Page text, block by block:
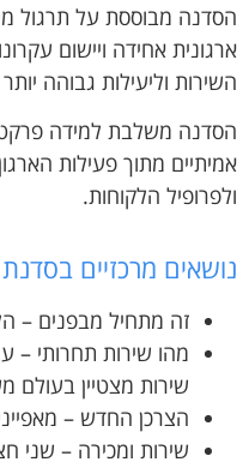
הסדנה מבוססת על תרגול
ארגונית אחידה ויישום
השירות וליעילות גבוהה
הסדנה משלבת למידה
אמיתיים מתוך פעילות
ולפרופיל הלקוחות.
נושאים מרכזיים
זה מתחיל מבפנים –
מהו שירות תחרותי –
שירות מצטיין בעולם
הצרכן החדש –
שירות ומכירה – שני